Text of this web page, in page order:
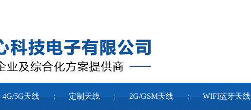
4G/5G天线 定制天线 2G/GSM天线 WIFI蓝牙天线